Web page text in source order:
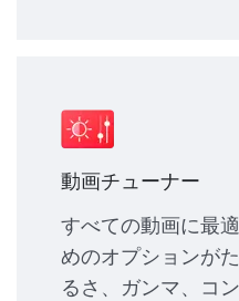
動画チューナー
すべての動画に最
めのオプションが
るさ、ガンマ、コ